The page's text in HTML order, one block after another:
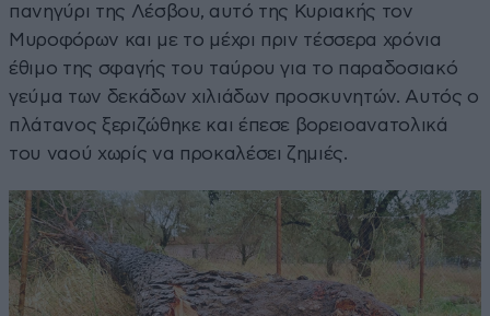
πανηγύρι της Λέσβου, αυτό της Κυριακής τον
Μυροφόρων και με το μέχρι πριν τέσσερα χρόνια
έθιμο της σφαγής του ταύρου για το παραδοσιακό
γεύμα των δεκάδων χιλιάδων προσκυνητών. Αυτός ο
πλάτανος ξεριζώθηκε και έπεσε βορειοανατολικά
του ναού χωρίς να προκαλέσει ζημιές.